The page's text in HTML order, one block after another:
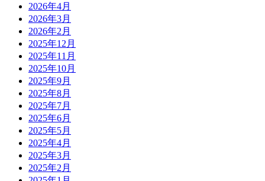
2026年4月
2026年3月
2026年2月
2025年12月
2025年11月
2025年10月
2025年9月
2025年8月
2025年7月
2025年6月
2025年5月
2025年4月
2025年3月
2025年2月